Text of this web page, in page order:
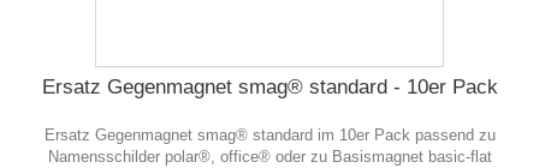
Ersatz Gegenmagnet smag® standard - 10er Pack
Ersatz Gegenmagnet smag® standard im 10er Pack passend zu
Namensschilder polar®, office® oder zu Basismagnet basic-flat